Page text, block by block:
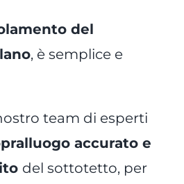
del
, è semplice e
team di esperti
accurato e
del sottotetto, per